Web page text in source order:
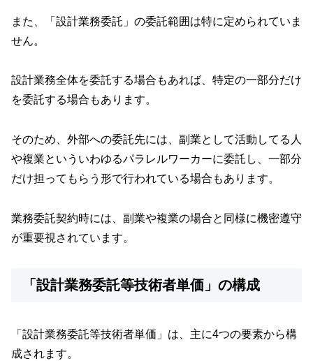
また、「設計業務委託」の委託範囲は特に定められていま
せん。
設計業務全体を委託する場合もあれば、特定の一部分だけ
を委託する場合もあります。
そのため、外部への委託先には、副業として活動してる人
や複業といういわゆるパラレルワーカーに委託し、一部分
だけ担ってもらう形で行われている場合もあります。
業務委託契約時には、副業や複業の場合と同様に機密遵守
が重要視されています。
「設計業務委託等技術者単価」の構成
「設計業務委託等技術者単価」は、主に4つの要素から構
成されます。